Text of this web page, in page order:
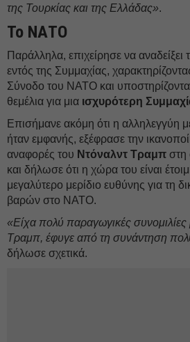
της Τουρκίας και της Ελλάδας».
Το ΝΑΤΟ
Παράλληλα, επιχείρησε να
εντός της Συμμαχίας,
Σύνοδο του ΝΑΤΟ και
θεμέλια για μια ισχυρότερη
Επισήμανε ακόμη ότι η αλληλεγγύη
ήταν εμφανής, εξέφρασε την
αναφορές του Ντόναλντ Τραμπ στη
και δήλωσε ότι η χώρα του είναι
μεγαλύτερο μερίδιο ευθύνης για τη
βαρών στο ΝΑΤΟ.
«Είχα πολύ παραγωγικές συνομιλίες
Τραμπ, έφυγε από τη συνάντηση
δήλωσε σχετικά.